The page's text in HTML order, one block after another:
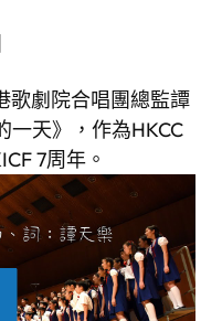
歌劇院合唱團總監譚
一天》，作為HKCC
7周年。